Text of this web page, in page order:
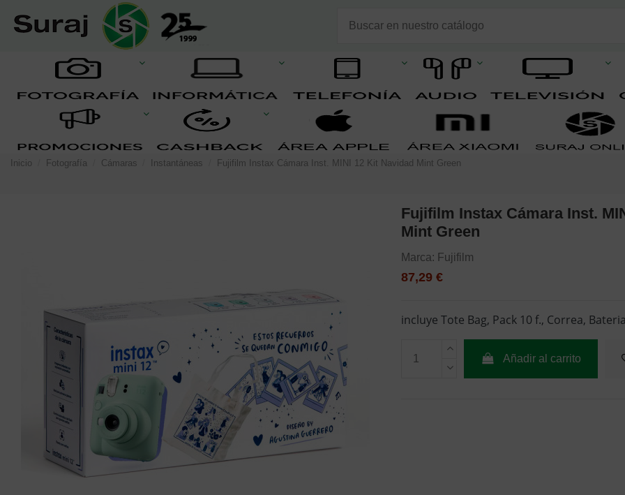
Inicio Fotografía Cámaras Instantáneas Fujifilm Instax Cámara Inst. MINI 12 Kit Navidad Mint Green
Fujifilm Instax Cámara Inst.
Mint Green
Marca: Fujifilm
87,29 €
incluye Tote Bag, Pack 10 f., Correa,
Añadir al carrito